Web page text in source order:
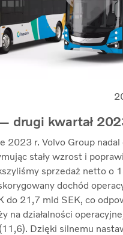
drugi kwartał
2023 r. Volvo Group nadal
stały wzrost i
sprzedaż netto o
dochód
do 21,7 mld SEK, co
na działalności
Dzięki silnemu